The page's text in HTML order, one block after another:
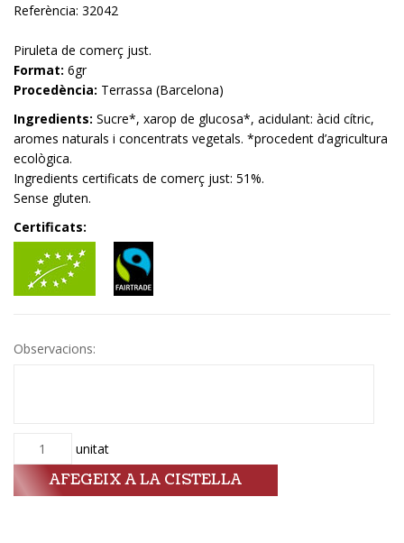
Referència: 32042
Piruleta de comerç just.
Format: 6gr
Procedència: Terrassa (Barcelona)
Ingredients: Sucre*, xarop de glucosa*, acidulant: àcid cítric,
aromes naturals i concentrats vegetals. *procedent d’agricultura
ecològica.
Ingredients certificats de comerç just: 51%.
Sense gluten.
Certificats:
Observacions:
Quantitat unitat
AFEGEIX A LA CISTELLA